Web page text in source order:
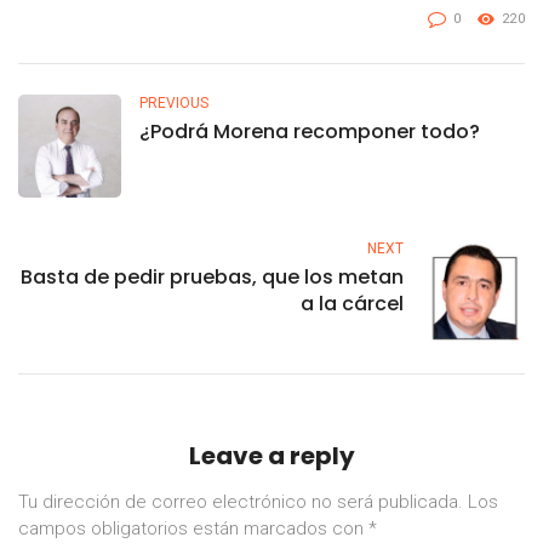
0 220
PREVIOUS
¿Podrá Morena recomponer todo?
NEXT
Basta de pedir pruebas, que los metan
a la cárcel
Leave a reply
Tu dirección de correo electrónico no será publicada. Los
campos obligatorios están marcados con *